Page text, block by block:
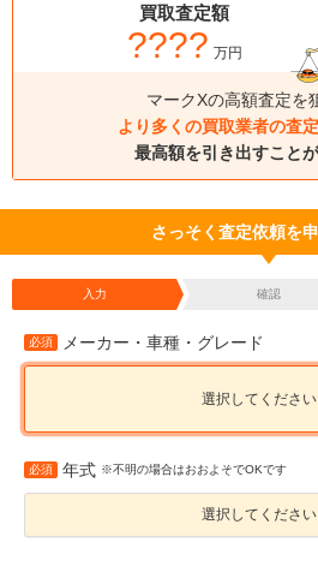
買取査定額
???? 万円
マークXの高額査定を
より多くの買取業者の査
最高額を引き出すことが
さっそく査定依頼を
入力 確認
必須 メーカー・車種・グレード
選択してください
必須 年式 ※不明の場合はおおよそでOKです
選択してください